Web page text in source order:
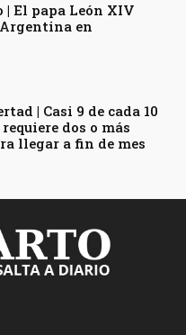
| El papa León XIV
en
| Casi 9 de cada 10
dos o más
llegar a fin de mes